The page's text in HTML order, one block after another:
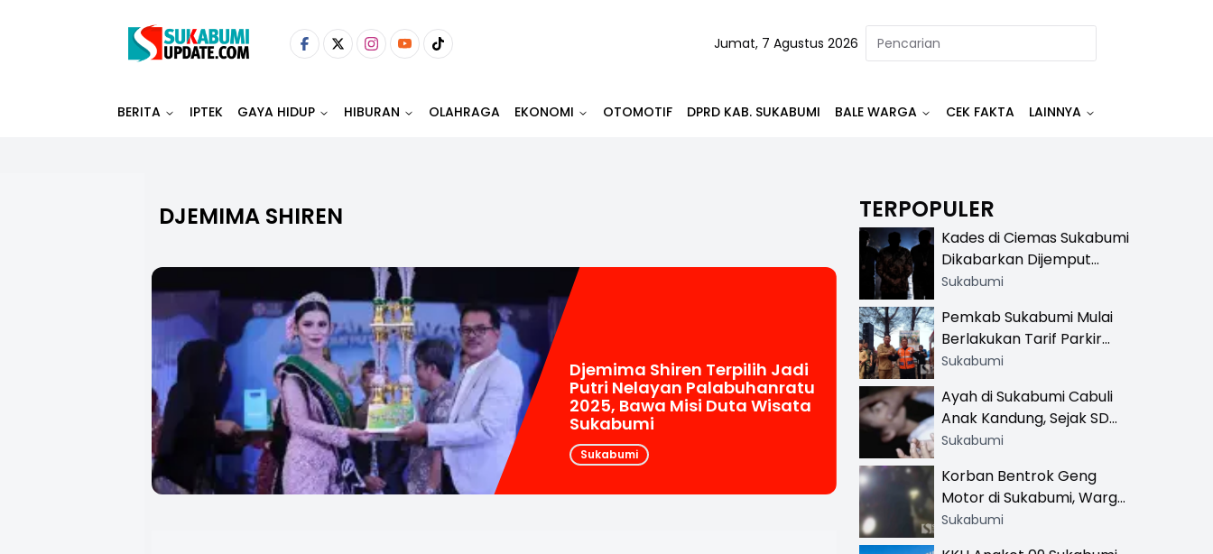
Jumat, 7 Agustus 2026
BERITA IPTEK GAYA HIDUP HIBURAN OLAHRAGA EKONOMI OTOMOTIF DPRD KAB. SUKABUMI BALE WARGA CEK FAKTA LAINNYA
DJEMIMA SHIREN
Djemima Shiren Terpilih Jadi
Putri Nelayan Palabuhanratu
2025, Bawa Misi Duta Wisata
Sukabumi
Sukabumi
TERPOPULER
Kades di Ciemas Sukabumi
Dikabarkan Dijemput
Satnarkoba, Polisi
Sukabumi
Pemkab Sukabumi Mulai
Berlakukan Tarif Parkir
Resmi di 13 Lokasi Wisata,
Khusus
Sukabumi
Ayah di Sukabumi Cabuli
Anak Kandung, Sejak SD
Hingga SMA
Sukabumi
Korban Bentrok Geng
Motor di Sukabumi, Warga
dan Sopir Tangki
Sukabumi